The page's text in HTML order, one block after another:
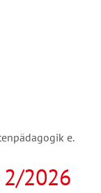
e.
2026